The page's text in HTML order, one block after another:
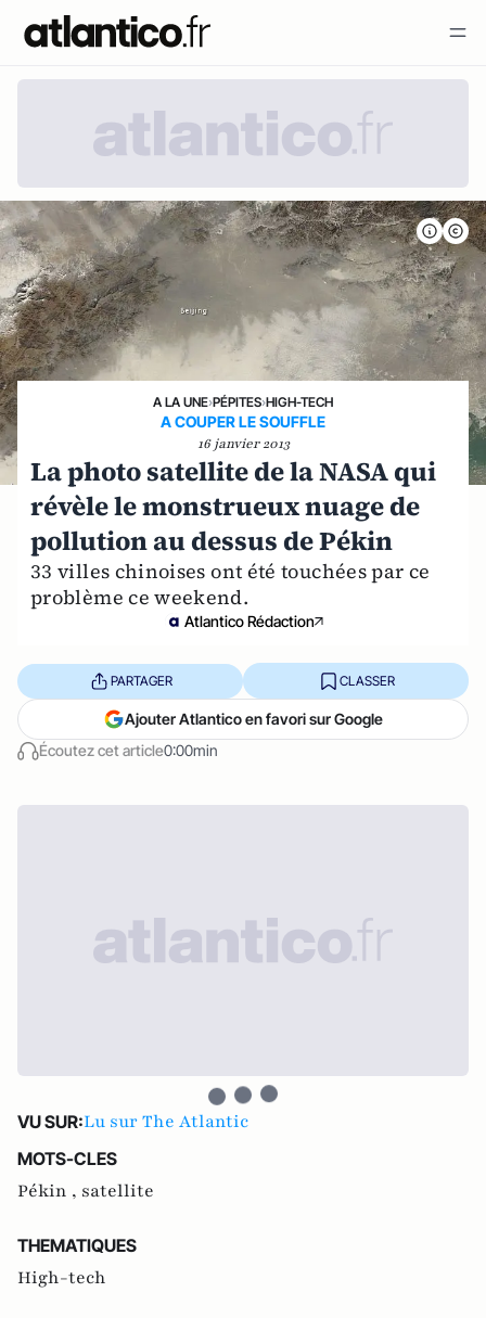
A LA UNE›PÉPITES›HIGH-TECH
A COUPER LE SOUFFLE
16 janvier 2013
La photo satellite de la NASA qui
révèle le monstrueux nuage de
pollution au dessus de Pékin
33 villes chinoises ont été touchées par ce
problème ce weekend.
Atlantico Rédaction
Écoutez cet article0:00min
PARTAGER CLASSER
Ajouter Atlantico en favori sur Google
VU SUR:Lu sur The Atlantic
MOTS-CLES
Pékin , satellite
THEMATIQUES
High-tech